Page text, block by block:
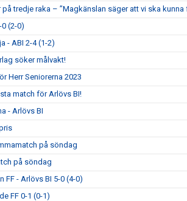
tredje raka – ”Magkänslan säger att vi ska kunna
0 (2-0)
- ABI 2-4 (1-2)
söker målvakt!
Herr Seniorerna 2023
match för Arlövs BI!
- Arlövs BI
på söndag
på söndag
FF - Arlövs BI 5-0 (4-0)
FF 0-1 (0-1)